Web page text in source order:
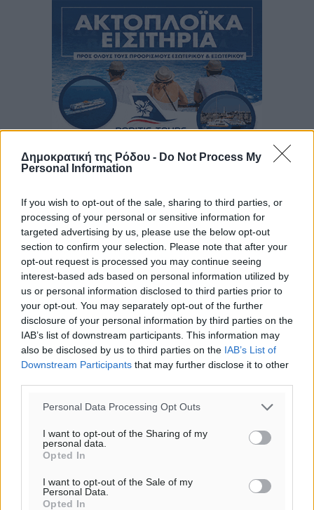
Δημοκρατική της Ρόδου - Do Not Process My
Personal Information
If you wish to opt-out of the sale, sharing to third parties, or
processing of your personal or sensitive information for
targeted advertising by us, please use the below opt-out
section to confirm your selection. Please note that after your
opt-out request is processed you may continue seeing
interest-based ads based on personal information utilized by
us or personal information disclosed to third parties prior to
your opt-out. You may separately opt-out of the further
disclosure of your personal information by third parties on the
IAB’s list of downstream participants. This information may
also be disclosed by us to third parties on the IAB’s List of
Downstream Participants that may further disclose it to other
Personal Data Processing Opt Outs
I want to opt-out of the Sharing of my
personal data.
Opted In
I want to opt-out of the Sale of my
Personal Data.
Opted In